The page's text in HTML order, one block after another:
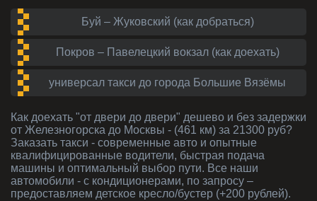
Буй – Жуковский (как добраться)
Покров – Павелецкий вокзал (как доехать)
универсал такси до города Большие Вязёмы
Как доехать "от двери до двери" дешево и без задержки
от Железногорска до Москвы - (461 км) за 21300 руб?
Заказать такси - современные авто и опытные
квалифицированные водители, быстрая подача
машины и оптимальный выбор пути. Все наши
автомобили - с кондиционерами, по запросу –
предоставляем детское кресло/бустер (+200 рублей).